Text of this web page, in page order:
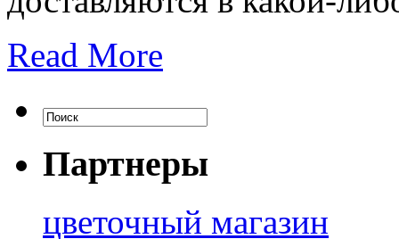
Read More
Партнеры
цветочный магазин